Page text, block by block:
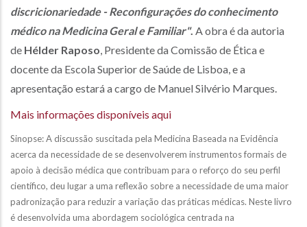
discricionariedade - Reconfigurações do conhecimento
médico na Medicina Geral e Familiar". A obra é da autoria
de Hélder Raposo, Presidente da Comissão de Ética e
docente da Escola Superior de Saúde de Lisboa, e a
apresentação estará a cargo de Manuel Silvério Marques.
Mais informações disponíveis aqui
Sinopse: A discussão suscitada pela Medicina Baseada na Evidência
acerca da necessidade de se desenvolverem instrumentos formais de
apoio à decisão médica que contribuam para o reforço do seu perfil
científico, deu lugar a uma reflexão sobre a necessidade de uma maior
padronização para reduzir a variação das práticas médicas. Neste livro
é desenvolvida uma abordagem sociológica centrada na